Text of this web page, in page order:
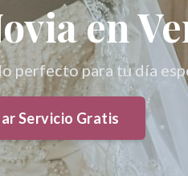
en
perfecto para tu día
Servicio Gratis